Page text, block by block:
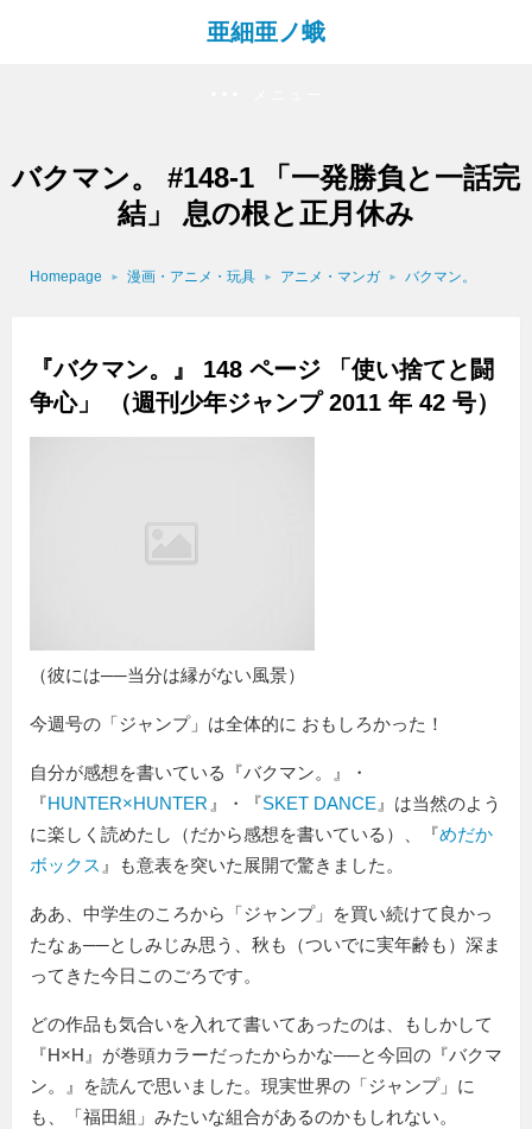
亜細亜ノ蛾
バクマン。 #148-1 「一発勝負と一話完
結」 息の根と正月休み
Homepage 漫画・アニメ・玩具 アニメ・マンガ バクマン。
『バクマン。』 148 ページ 「使い捨てと闘
争心」 （週刊少年ジャンプ 2011 年 42 号）
（彼には──当分は縁がない風景）
今週号の「ジャンプ」は全体的に おもしろかった！
自分が感想を書いている『バクマン。』・
『HUNTER×HUNTER 』・『SKET DANCE 』は当然のよう
に楽しく読めたし（だから感想を書いている）、『めだか
ボックス 』も意表を突いた展開で驚きました。
ああ、中学生のころから「ジャンプ」を買い続けて良かっ
たなぁ──としみじみ思う、秋も（ついでに実年齢も）深ま
ってきた今日このごろです。
どの作品も気合いを入れて書いてあったのは、もしかして
『H×H』が巻頭カラーだったからかな──と今回の『バクマ
ン。』を読んで思いました。現実世界の「ジャンプ」に
も、「福田組」みたいな組合があるのかもしれない。